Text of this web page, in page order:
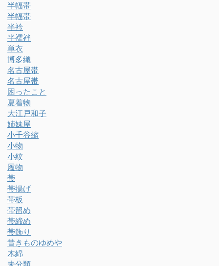
半幅帯
半幅帯
半衿
半襦袢
単衣
博多織
名古屋帯
名古屋帯
困ったこと
夏着物
大江戸和子
姉妹屋
小千谷縮
小物
小紋
履物
帯
帯揚げ
帯板
帯留め
帯締め
帯飾り
昔きものゆめや
木綿
未分類